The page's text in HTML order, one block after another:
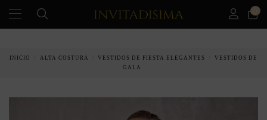
INICIO ALTA COSTURA VESTIDOS DE FIESTA ELEGANTES
VESTIDOS DE
GALA